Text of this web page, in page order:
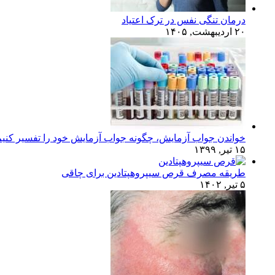
درمان تنگی نفس در ترک اعتیاد
۲۰ اردیبهشت, ۱۴۰۵
خواندن جواب آزمایش، چگونه جواب آزمایش خود را تفسیر
۱۵ تیر, ۱۳۹۹
طریقه مصرف قرص سیپروهپتادین برای چاقی
۵ تیر, ۱۴۰۲